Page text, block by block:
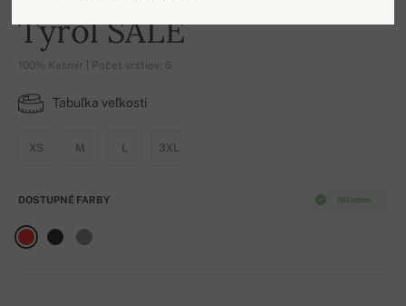
Tyrol SALE
100% Kašmír | Počet vrstiev: 6
Tabuľka veľkostí
XS M L 3XL
Skladom
DOSTUPNÉ FARBY